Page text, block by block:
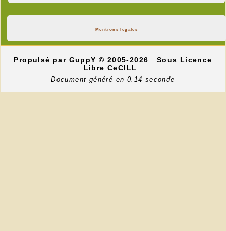
Mentions légales
Propulsé par GuppY© 2005-2026
Sous Licence
Libre CeCILL
Document généré en 0.14 seconde